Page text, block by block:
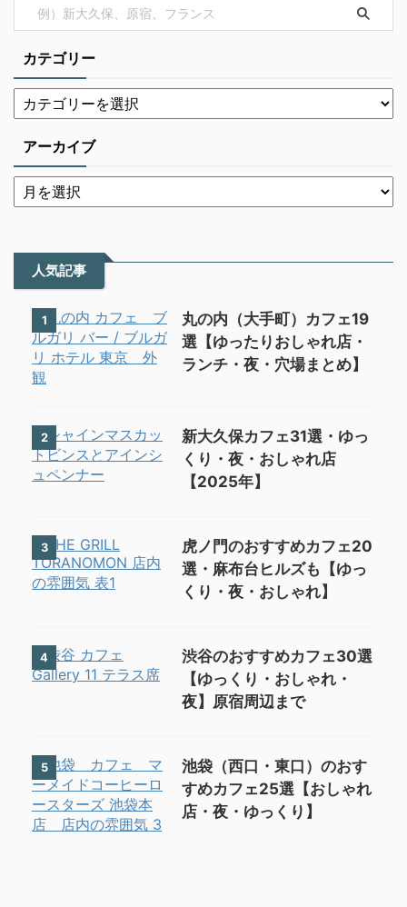
カテゴリー
アーカイブ
人気記事
1
丸の内（大手町）カフェ19
選【ゆったりおしゃれ店・
ランチ・夜・穴場まとめ】
2
新大久保カフェ31選・ゆっ
くり・夜・おしゃれ店
【2025年】
3
虎ノ門のおすすめカフェ20
選・麻布台ヒルズも【ゆっ
くり・夜・おしゃれ】
4
渋谷のおすすめカフェ30選
【ゆっくり・おしゃれ・
夜】原宿周辺まで
5
池袋（西口・東口）のおす
すめカフェ25選【おしゃれ
店・夜・ゆっくり】